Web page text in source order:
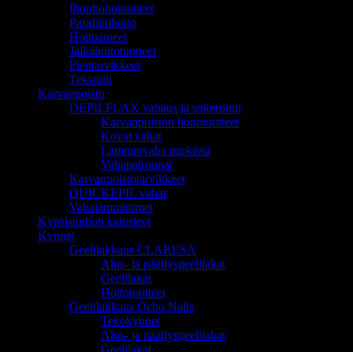
Ihonhoitotuotteet
Parafiinihoito
Hoitoaineet
Jalkahoitotuotteet
Pientarvikkeet
Tekstiilit
Karvanpoisto
DEPILFLAX vahaus ja sokerointi
Karvanpoiston hoitotuotteet
Kovat vahat
Lämminvaha purkissa
Vahapatruunat
Karvanpoistotarvikkeet
QUICKEPIL vahat
Vahalämmittimet
Kynsistudion kalusteet
Kynnet
Geelilakkaus CLARESA
Alus- ja päällysgeelilakat
Geelilakat
Hoitotuotteet
Geelilakkaus Ocho Nails
Tekokynnet
Alus- ja päällysgeelilakat
Geelilakat